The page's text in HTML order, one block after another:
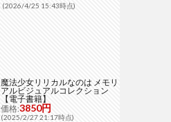
(2026/4/25 15:43時点)
魔法少女リリカルなのは メモリ
アルビジュアルコレクション
【電子書籍】
価格:3850円
(2025/2/27 21:17時点)